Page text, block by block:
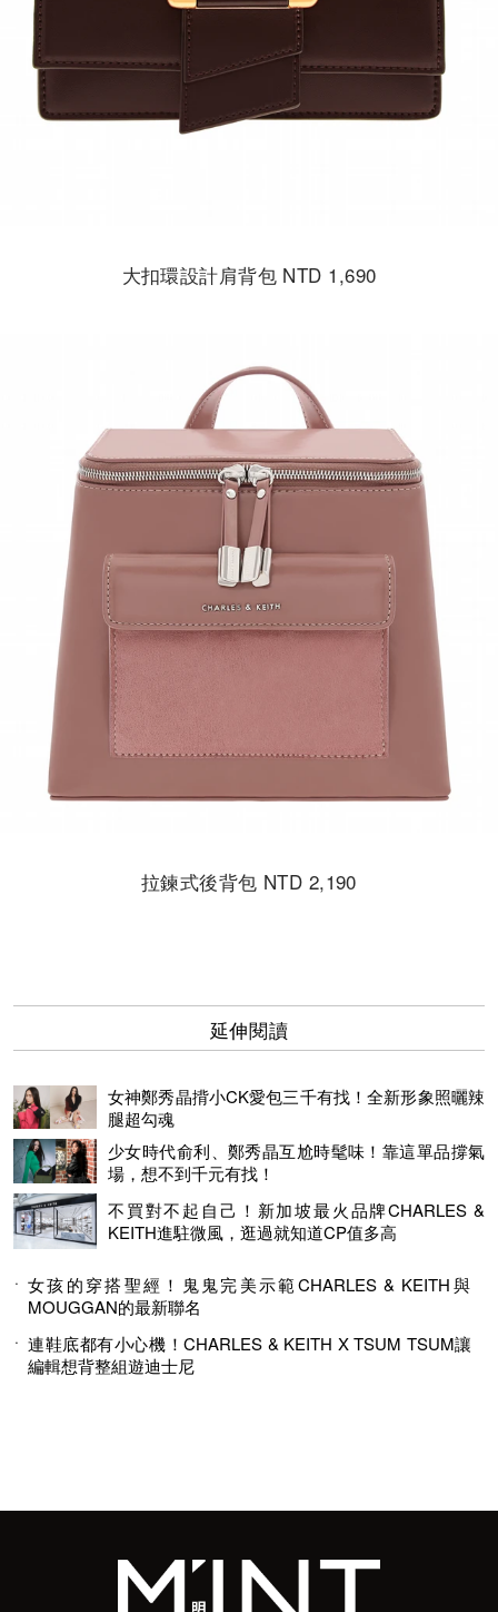
大扣環設計肩背包 NTD 1,690
拉鍊式後背包 NTD 2,190
延伸閱讀
女神鄭秀晶揹小CK愛包三千有找！全新形象照曬辣
腿超勾魂
少女時代俞利、鄭秀晶互尬時髦味！靠這單品撐氣
場，想不到千元有找！
不買對不起自己！新加坡最火品牌CHARLES &
KEITH進駐微風，逛過就知道CP值多高
女孩的穿搭聖經！鬼鬼完美示範CHARLES & KEITH與
MOUGGAN的最新聯名
連鞋底都有小心機！CHARLES & KEITH X TSUM TSUM讓
編輯想背整組遊迪士尼